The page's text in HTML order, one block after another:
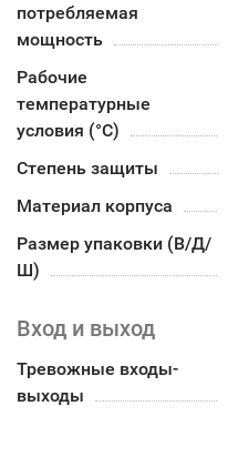
потребляемая
мощность
Рабочие
температурные
условия (°С)
Степень защиты
Материал корпуса
Размер упаковки (В/Д/
Ш)
Вход и выход
Тревожные входы-
выходы